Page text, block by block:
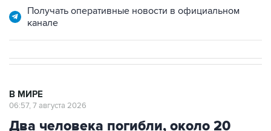
Получать оперативные новости в официальном
канале
В МИРЕ
06:57, 7 августа 2026
Два человека погибли, около 20